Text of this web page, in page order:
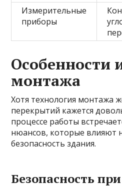
Измерительные
приборы
Особенности
монтажа
Хотя технология монтажа
перекрытий кажется
процессе работы
нюансов, которые влияют
безопасность здания.
Безопасность